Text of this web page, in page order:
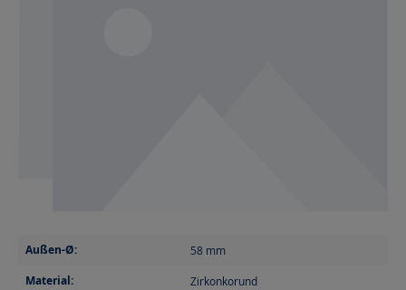
Außen-Ø: 58 mm
Material: Zirkonkorund